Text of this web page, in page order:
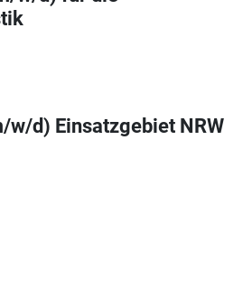
w/d) Einsatzgebiet NRW